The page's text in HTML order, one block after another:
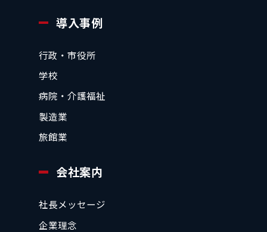
導入事例
行政・市役所
学校
病院・介護福祉
製造業
旅館業
会社案内
社長メッセージ
企業理念